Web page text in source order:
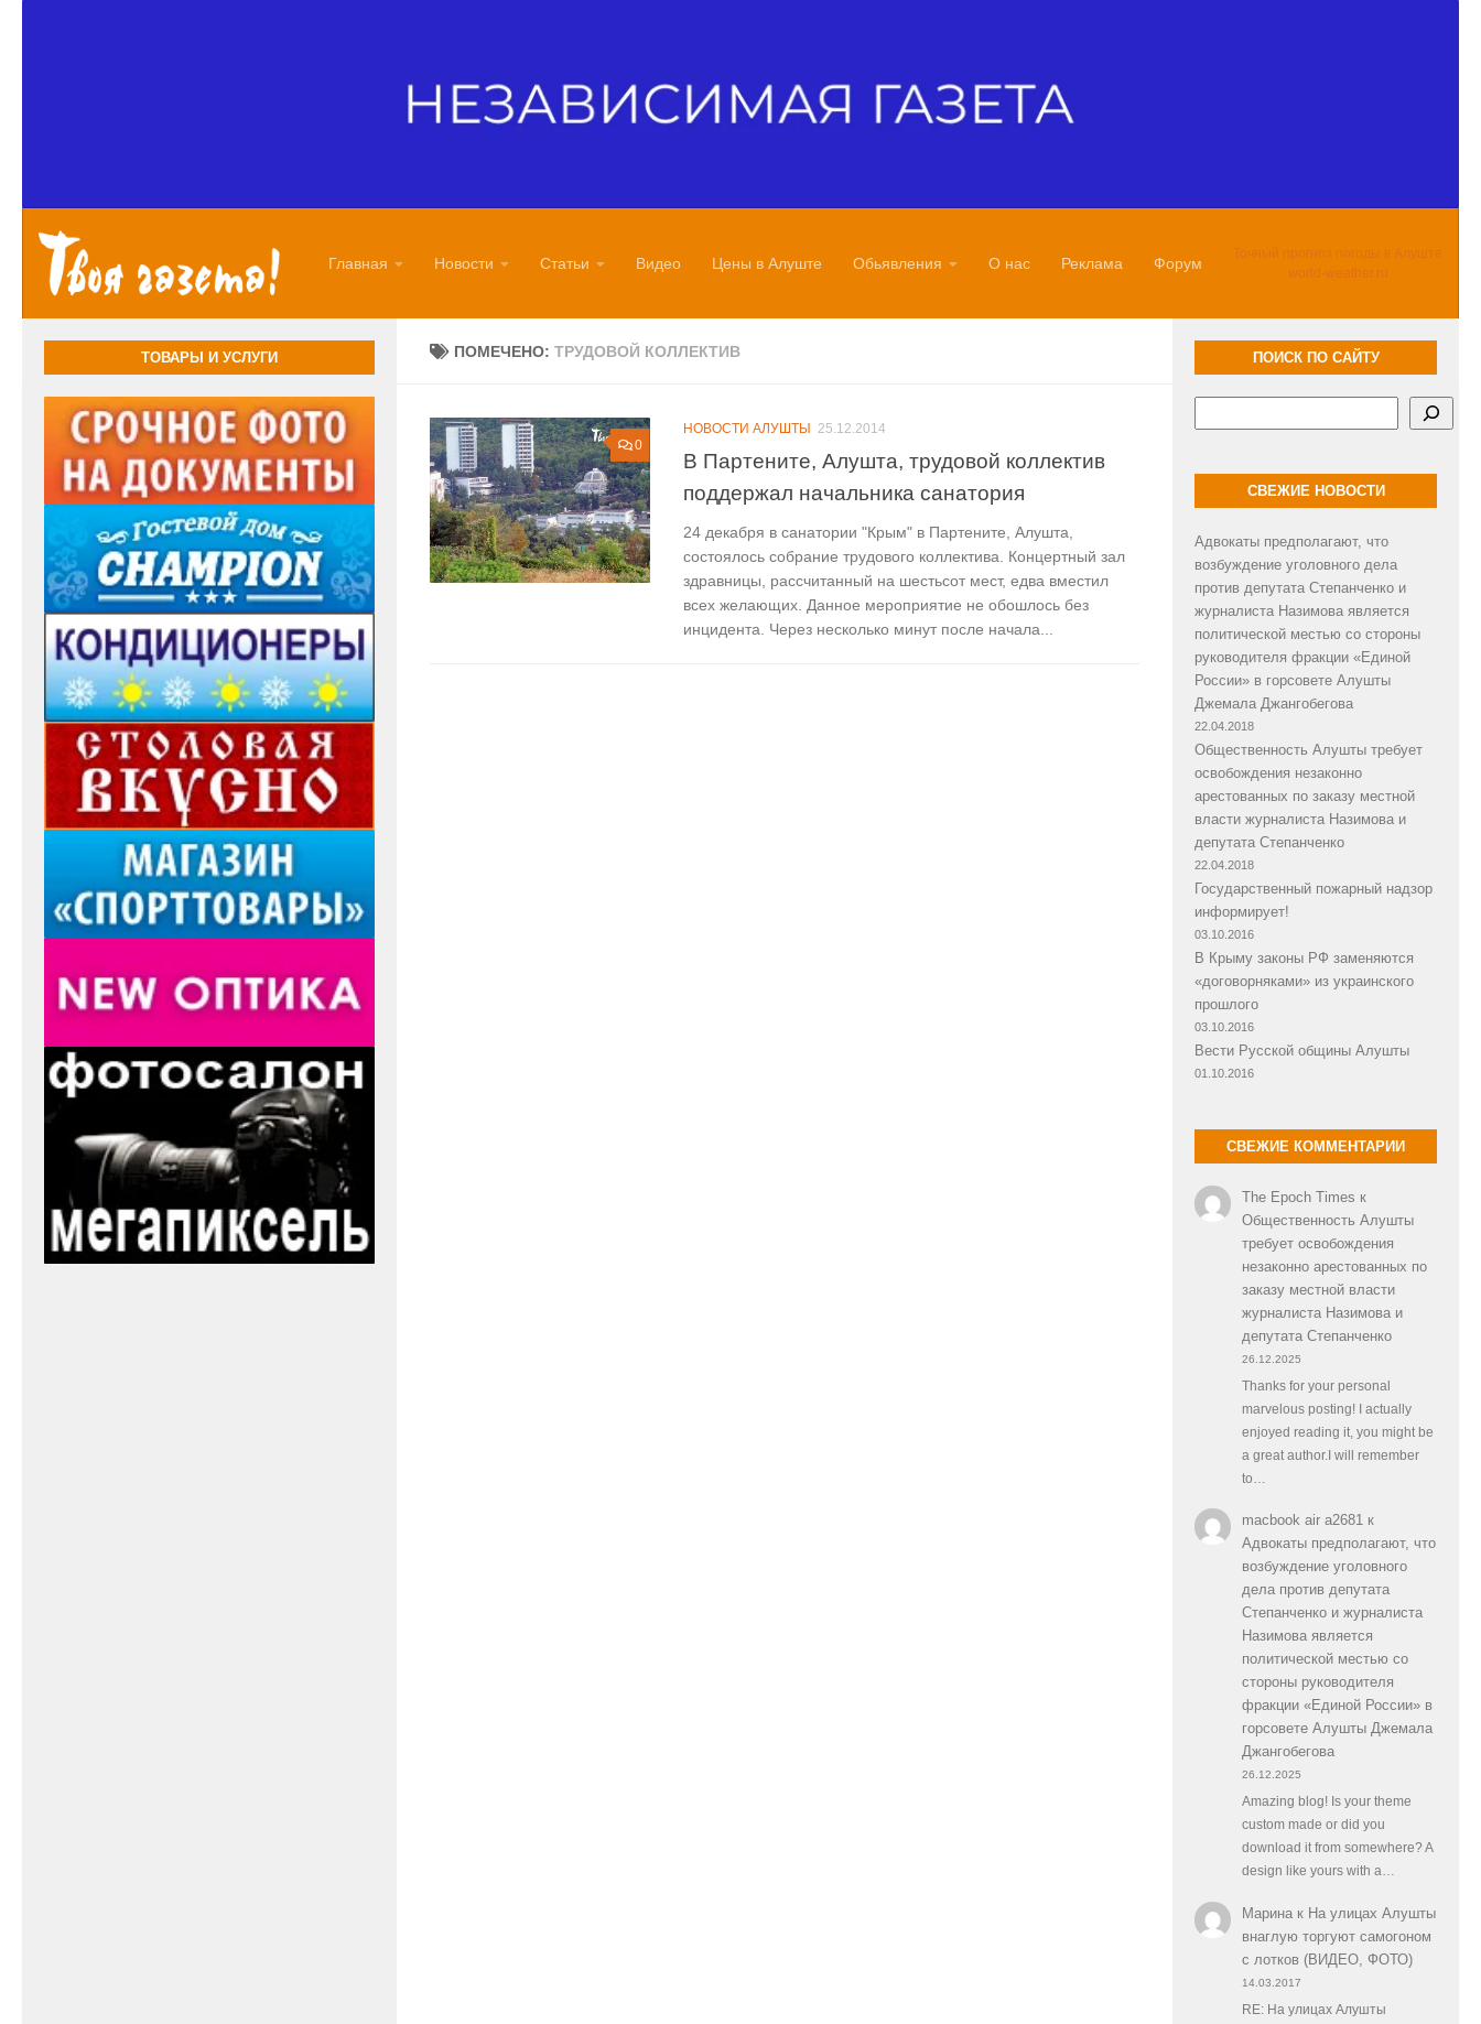
Главная Новости Статьи Видео Цены в Алуште Обьявления О нас Реклама Форум
Точный прогноз погоды в Алуште
world-weather.ru
ПОМЕЧЕНО:ТРУДОВОЙ КОЛЛЕКТИВ
0
НОВОСТИ АЛУШТЫ 25.12.2014
В Партените, Алушта, трудовой коллектив
поддержал начальника санатория
24 декабря в санатории "Крым" в Партените, Алушта,
состоялось собрание трудового коллектива. Концертный зал
здравницы, рассчитанный на шестьсот мест, едва вместил
всех желающих. Данное мероприятие не обошлось без
инцидента. Через несколько минут после начала...
ТОВАРЫ И УСЛУГИ ПОИСК ПО САЙТУ
СВЕЖИЕ НОВОСТИ
Адвокаты предполагают, что
возбуждение уголовного дела
против депутата Степанченко и
журналиста Назимова является
политической местью со стороны
руководителя фракции «Единой
России» в горсовете Алушты
Джемала Джангобегова
22.04.2018
Общественность Алушты требует
освобождения незаконно
арестованных по заказу местной
власти журналиста Назимова и
депутата Степанченко
22.04.2018
Государственный пожарный надзор
информирует!
03.10.2016
В Крыму законы РФ заменяются
«договорняками» из украинского
прошлого
03.10.2016
Вести Русской общины Алушты
01.10.2016
СВЕЖИЕ КОММЕНТАРИИ
The Epoch Times к
Общественность Алушты
требует освобождения
незаконно арестованных по
заказу местной власти
журналиста Назимова и
депутата Степанченко
26.12.2025
Thanks for your personal
marvelous posting! I actually
enjoyed reading it, you might be
a great author.I will remember
to…
macbook air a2681к
Адвокаты предполагают, что
возбуждение уголовного
дела против депутата
Степанченко и журналиста
Назимова является
политической местью со
стороны руководителя
фракции «Единой России» в
горсовете Алушты Джемала
Джангобегова
26.12.2025
Amazing blog! Is your theme
custom made or did you
download it from somewhere? A
design like yours with a…
Маринак На улицах Алушты
внаглую торгуют самогоном
с лотков (ВИДЕО, ФОТО)
14.03.2017
RE: На улицах Алушты